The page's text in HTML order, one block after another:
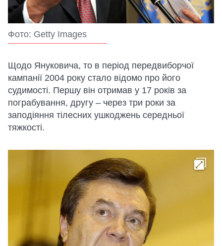
Фото: Getty Images
Щодо Януковича, то в період передвиборчої
кампанії 2004 року стало відомо про його
судимості. Першу він отримав у 17 років за
пограбування, другу – через три роки за
заподіяння тілесних ушкоджень середньої
тяжкості.